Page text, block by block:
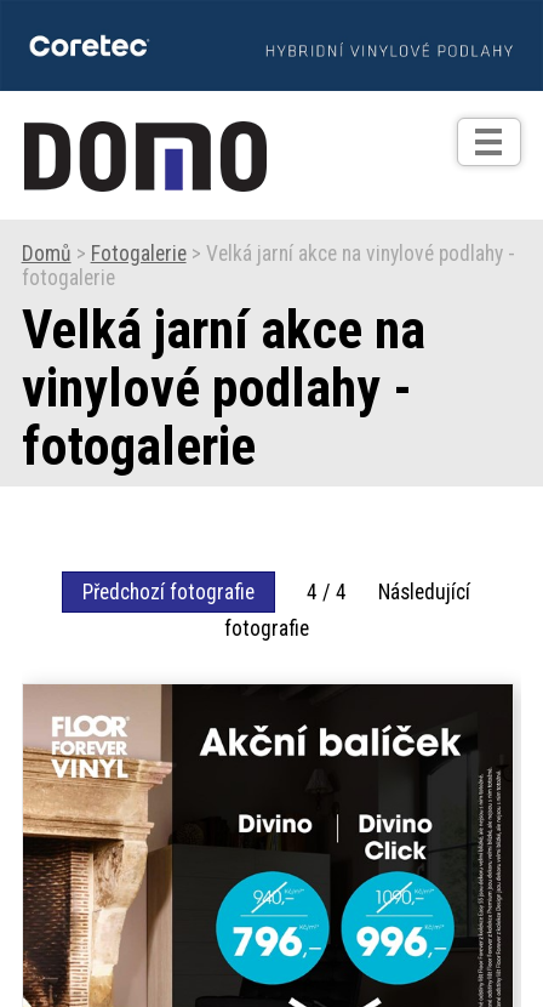
TIPY
Zprávy
Praxe
Fotogalerie
Produkty
Kontakt
Domů > Fotogalerie> Velká jarní akce na vinylové podlahy -
fotogalerie
Velká jarní akce na
vinylové podlahy -
fotogalerie
Předchozí fotografie
4 / 4 Následující
fotografie